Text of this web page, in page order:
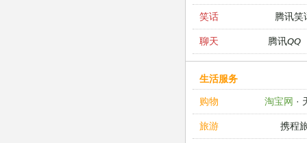
笑话 腾讯笑
聊天 腾讯QQ
生活服务
购物
淘宝网 ·
旅游 携程